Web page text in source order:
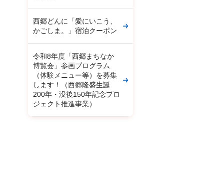
西郷どんに「愛にいこう、
かごしま。」宿泊クーポン
令和8年度「西郷まちなか
博覧会」参画プログラム
（体験メニュー等）を募集
します！（西郷隆盛生誕
200年・没後150年記念プロ
ジェクト推進事業）